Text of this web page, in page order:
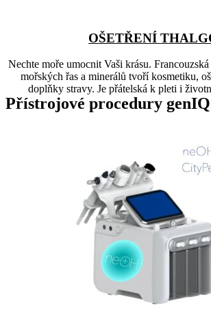
OŠETŘENÍ
Nechte moře umocnit Vaši krásu.
mořských řas a minerálů tvoří kosmetiku,
doplňky stravy. Je přátelská k pleti i
Přístrojové procedury genIQ